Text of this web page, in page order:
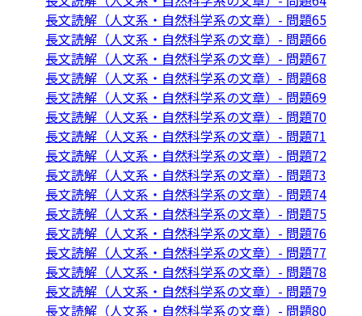
長文読解（人文系・自然科学系の文章）- 問題65
長文読解（人文系・自然科学系の文章）- 問題66
長文読解（人文系・自然科学系の文章）- 問題67
長文読解（人文系・自然科学系の文章）- 問題68
長文読解（人文系・自然科学系の文章）- 問題69
長文読解（人文系・自然科学系の文章）- 問題70
長文読解（人文系・自然科学系の文章）- 問題71
長文読解（人文系・自然科学系の文章）- 問題72
長文読解（人文系・自然科学系の文章）- 問題73
長文読解（人文系・自然科学系の文章）- 問題74
長文読解（人文系・自然科学系の文章）- 問題75
長文読解（人文系・自然科学系の文章）- 問題76
長文読解（人文系・自然科学系の文章）- 問題77
長文読解（人文系・自然科学系の文章）- 問題78
長文読解（人文系・自然科学系の文章）- 問題79
長文読解（人文系・自然科学系の文章）- 問題80